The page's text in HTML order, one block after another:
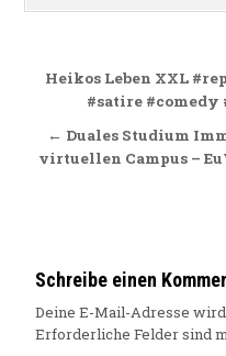
Heikos Leben XXL
#satire #comedy
← Duales Studium
virtuellen Campus –
Schreibe einen
Deine E-Mail-Adresse
Erforderliche Felder sind